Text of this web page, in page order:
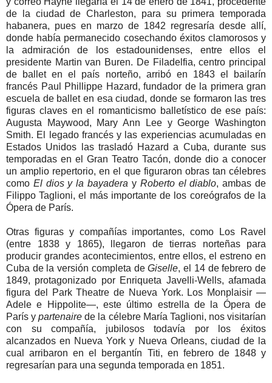
de la ciudad de Charleston, para su primera temporada
habanera, pues en marzo de 1842 regresaría desde allí,
donde había permanecido cosechando éxitos clamorosos y
la admiración de los estadounidenses, entre ellos el
presidente Martin van Buren. De Filadelfia, centro principal
de ballet en el país norteño, arribó en 1843 el bailarín
francés Paul Phillippe Hazard, fundador de la primera gran
escuela de ballet en esa ciudad, donde se formaron las tres
figuras claves en el romanticismo balletístico de ese país:
Augusta Maywood, Mary Ann Lee y George Washington
Smith. El legado francés y las experiencias acumuladas en
Estados Unidos las trasladó Hazard a Cuba, durante sus
temporadas en el Gran Teatro Tacón, donde dio a conocer
un amplio repertorio, en el que figuraron obras tan célebres
como El dios y la bayadera y Roberto el diablo, ambas de
Filippo Taglioni, el más importante de los coreógrafos de la
Ópera de París.
Otras figuras y compañías importantes, como Los Ravel
(entre 1838 y 1865), llegaron de tierras norteñas para
producir grandes acontecimientos, entre ellos, el estreno en
Cuba de la versión completa deGiselle, el 14 de febrero de
1849, protagonizado por Enriqueta Javelli-Wells, afamada
figura del Park Theatre de Nueva York. Los Monplaisir —
Adele e Hippolite—, este último estrella de la Ópera de
París ypartenaire de la célebre María Taglioni, nos visitarían
con su compañía, jubilosos todavía por los éxitos
alcanzados en Nueva York y Nueva Orleans, ciudad de la
cual arribaron en el bergantín Titi, en febrero de 1848 y
regresarían para una segunda temporada en 1851.